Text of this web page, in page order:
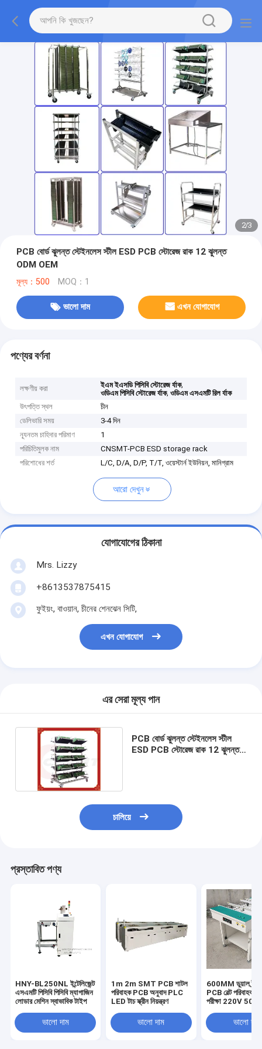
2/3
PCB বোর্ড ঝুলন্ত স্টেইনলেস স্টীল ESD PCB স্টোরেজ রাক 12 ঝুলন্ত
ODM OEM
মূল্য：500 MOQ：1
ভালো দাম এখন যোগাযোগ
পণ্যের বর্ণনা
লক্ষণীয় করা ইএম ইএসডি পিসিবি স্টোরেজ র্যাক,
ওডিএম পিসিবি স্টোরেজ র্যাক,ওডিএম এসএমটি রিল র্যাক
উৎপত্তি স্থল
চীন
ডেলিভারি সময়
3-4 দিন
ন্যূনতম চাহিদার পরিমাণ
1
পরিচিতিমুলক নাম
CNSMT-PCB ESD storage rack
পরিশোধের শর্ত
L/C, D/A, D/P, T/T, ওয়েস্টার্ন ইউনিয়ন, মানিগ্রাম
আরো দেখুন
যোগাযোগের ঠিকানা
Mrs. Lizzy
+8613537875415
ফুইয়ং, বাওয়ান, চীনের শেনঝেন সিটি,
এখন যোগাযোগ
এর সেরা মূল্য পান
PCB বোর্ড ঝুলন্ত স্টেইনলেস স্টীল
ESD PCB স্টোরেজ রাক 12 ঝুলন্ত
চালিয়ে
প্রস্তাবিত পণ্য
HNY-BL250NL ইন্টেলিজেন্ট
এসএমটি পিসিবি পিসিবি ম্যাগাজিন
লোডার মেশিন স্বাভাবিক টাইপ
ভালো দাম
1m 2m SMT PCB শাটল
পরিবাহক PCB অনুবাদ PLC
LED টাচ স্ক্রীন নিয়ন্ত্রণ
ভালো দাম
600MM ডুয়াল
PCB বেল্ট পরিবাহক
পরীক্ষা 220V
ভালো দাম